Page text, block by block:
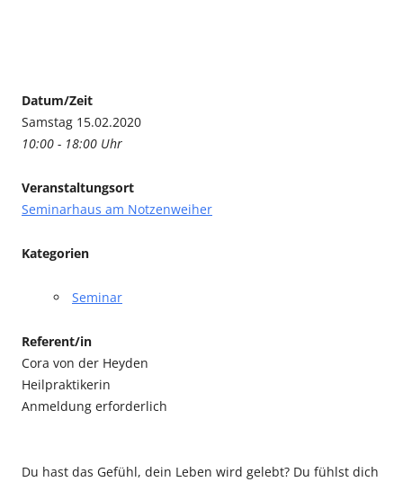
Datum/Zeit
Samstag 15.02.2020
10:00 - 18:00 Uhr
Veranstaltungsort
Seminarhaus am Notzenweiher
Kategorien
Seminar
Referent/in
Cora von der Heyden
Heilpraktikerin
Anmeldung erforderlich
Du hast das Gefühl, dein Leben wird gelebt? Du fühlst dich